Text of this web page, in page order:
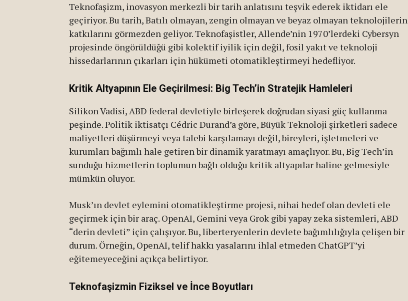
Teknofaşizm, inovasyon merkezli bir tarih anlatısını teşvik ederek iktidarı ele
geçiriyor. Bu tarih, Batılı olmayan, zengin olmayan ve beyaz olmayan teknolojilerin
katkılarını görmezden geliyor. Teknofaşistler, Allende’nin 1970’lerdeki Cybersyn
projesinde öngörüldüğü gibi kolektif iyilik için değil, fosil yakıt ve teknoloji
hissedarlarının çıkarları için hükümeti otomatikleştirmeyi hedefliyor.
Kritik Altyapının Ele Geçirilmesi: Big Tech’in Stratejik Hamleleri
Silikon Vadisi, ABD federal devletiyle birleşerek doğrudan siyasi güç kullanma
peşinde. Politik iktisatçı Cédric Durand’a göre, Büyük Teknoloji şirketleri sadece
maliyetleri düşürmeyi veya talebi karşılamayı değil, bireyleri, işletmeleri ve
kurumları bağımlı hale getiren bir dinamik yaratmayı amaçlıyor. Bu, Big Tech’in
sunduğu hizmetlerin toplumun bağlı olduğu kritik altyapılar haline gelmesiyle
mümkün oluyor.
Musk’ın devlet eylemini otomatikleştirme projesi, nihai hedef olan devleti ele
geçirmek için bir araç. OpenAI, Gemini veya Grok gibi yapay zeka sistemleri, ABD
“derin devleti” için çalışıyor. Bu, liberteryenlerin devlete bağımlılığıyla çelişen bir
durum. Örneğin, OpenAI, telif hakkı yasalarını ihlal etmeden ChatGPT’yi
eğitemeyeceğini açıkça belirtiyor.
Teknofaşizmin Fiziksel ve İnce Boyutları